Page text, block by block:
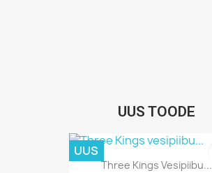
UUS TOODE
Kiirvaade
Three Kings Vesipiibu...
UUS